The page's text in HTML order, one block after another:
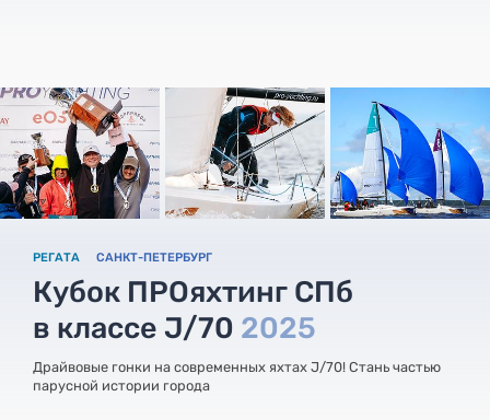
РЕГАТА САНКТ-ПЕТЕРБУРГ
Кубок ПРОяхтинг СПб
в классе J/70 2025
Драйвовые гонки на современных яхтах J/70! Стань частью
парусной истории города